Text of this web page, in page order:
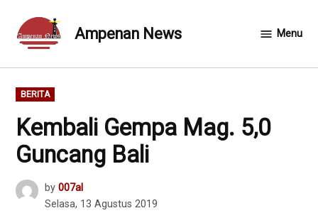
content
Ampenan News Menu
POSTED
IN
BERITA
Kembali Gempa Mag. 5,0
Guncang Bali
by 007al
Selasa, 13 Agustus 2019